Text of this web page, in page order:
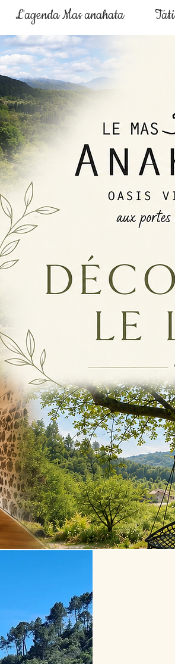
L'agenda Mas anahata